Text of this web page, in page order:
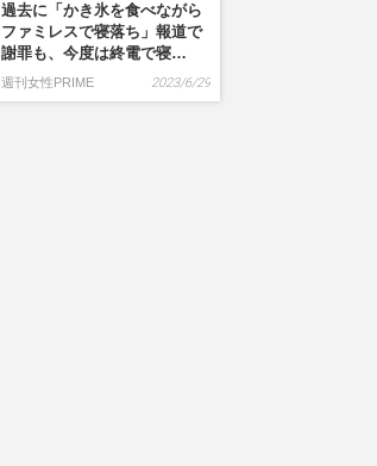
過去に「かき氷を食べながら
ファミレスで寝落ち」報道で
謝罪も、今度は終電で寝…
週刊女性PRIME 2023/6/29